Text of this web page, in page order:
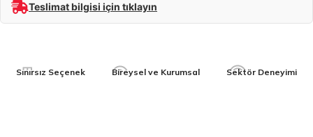
Teslimat bilgisi için tıklayın
Sınırsız Seçenek Bireysel ve Kurumsal Sektör Deneyimi